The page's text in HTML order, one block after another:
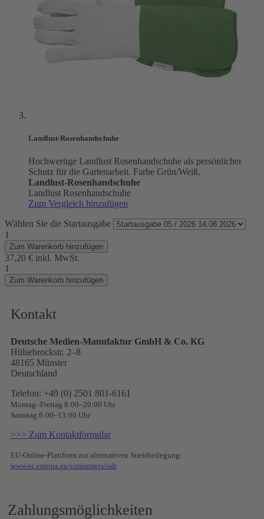
Landlust-Rosenhandschuhe
Hochwertige Landlust Rosenhandschuhe als persönlicher
Schutz für die Gartenarbeit. Farbe Grün/Weiß.
Landlust-Rosenhandschuhe
Landlust Rosenhandschuhe
Zum Vergleich hinzufügen
Wählen Sie die Startausgabe
1
Zum Warenkorb hinzufügen
37,20 € inkl. MwSt.
1
Zum Warenkorb hinzufügen
Kontakt
Deutsche Medien-Manufaktur GmbH & Co. KG
Hülsebrockstr. 2–8
48165 Münster
Deutschland
Telefon: +49 (0) 2501 801-6161
Montag–Freitag 8:00–20:00 Uhr
Samstag 8:00–13:00 Uhr
>>> Zum Kontaktformular
EU-Online-Plattform zur alternativen Streitbeilegung:
www.ec.europa.eu/consumers/odr
Zahlungsmöglichkeiten